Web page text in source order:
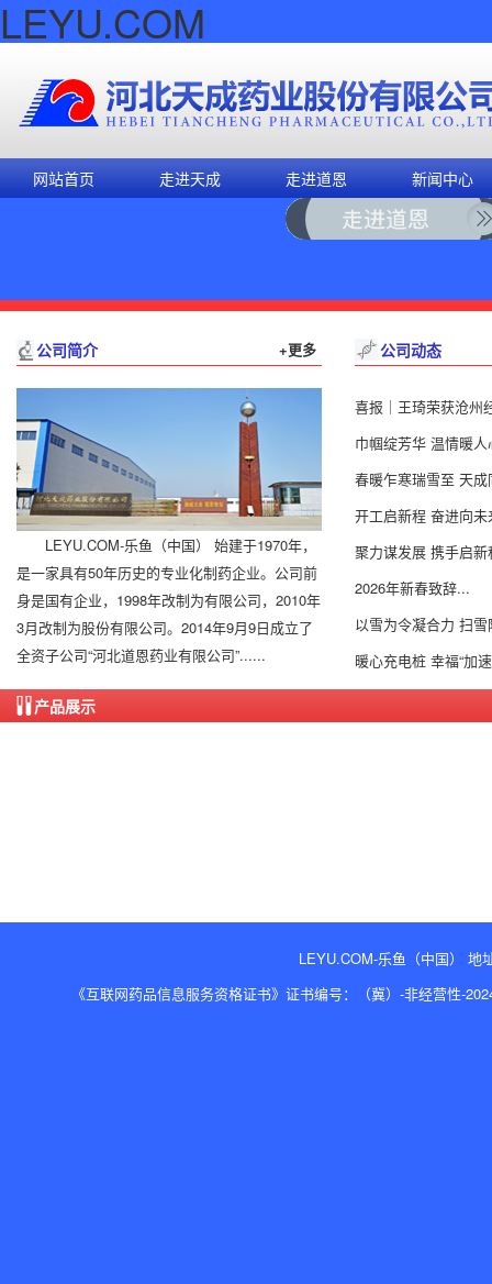
LEYU.COM
网站首页 走进天成 走进道恩 新闻中心
公司简介 +更多
LEYU.COM-乐鱼（中国） 始建于1970年，
是一家具有50年历史的专业化制药企业。公司前
身是国有企业，1998年改制为有限公司，2010年
3月改制为股份有限公司。2014年9月9日成立了
全资子公司“河北道恩药业有限公司”......
公司动态
喜报｜王琦荣获沧州
巾帼绽芳华 温情暖
春暖乍寒瑞雪至 天
开工启新程 奋进向
聚力谋发展 携手启
2026年新春致辞...
以雪为令凝合力 扫
暖心充电桩 幸福“加
产品展示
LEYU.COM-乐鱼（中国） 地
《互联网药品信息服务资格证书》证书编号：（冀）-非经营性-